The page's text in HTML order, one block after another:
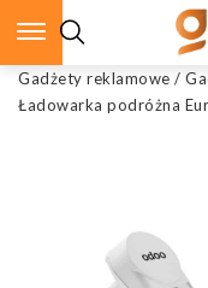
Gadżety reklamowe /
Ładowarka podróżna